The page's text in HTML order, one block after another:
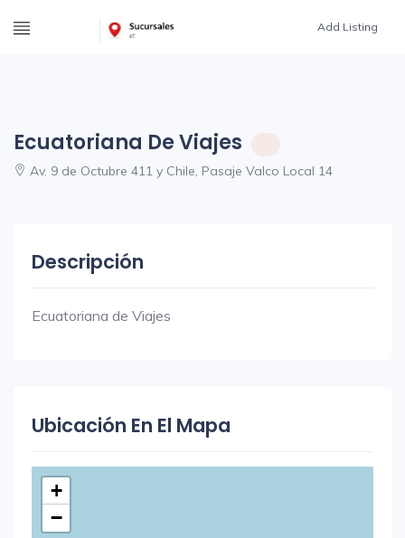
Add Listing
Ecuatoriana De Viajes
Av. 9 de Octubre 411 y Chile, Pasaje Valco Local 14
Descripción
Ecuatoriana de Viajes
Ubicación En El Mapa
+
−